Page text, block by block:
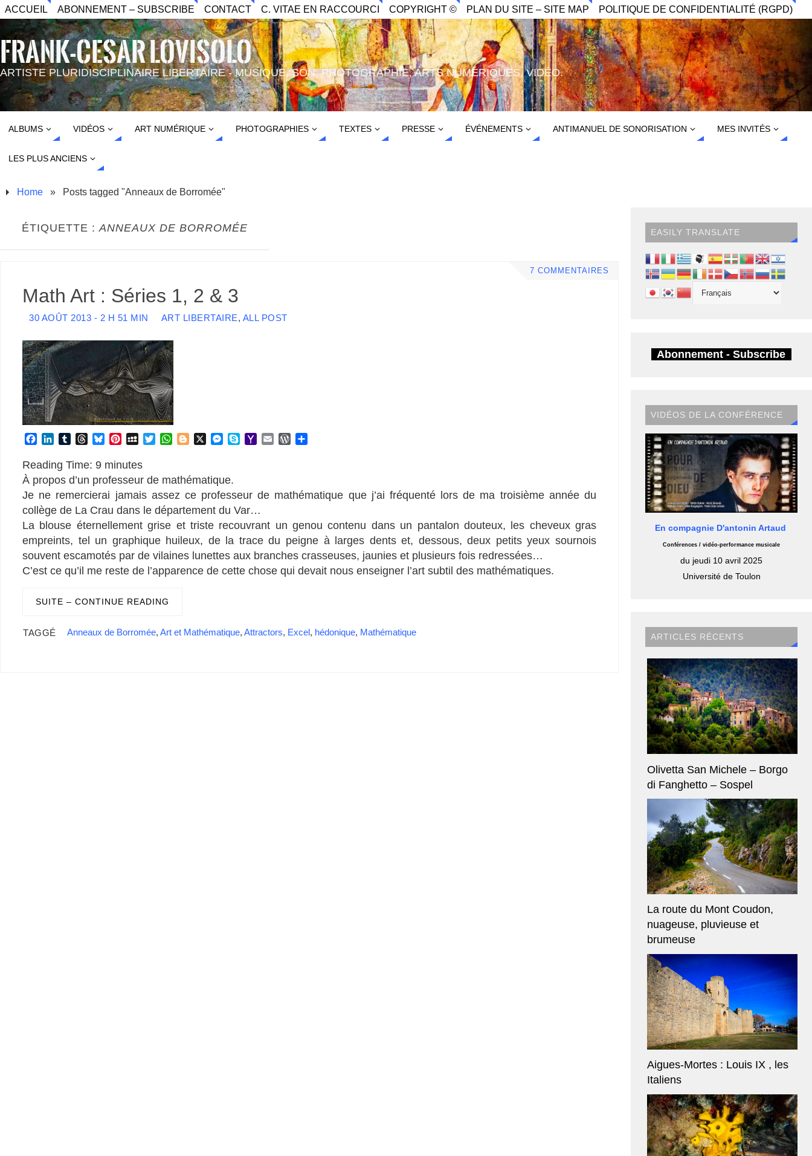
ACCUEIL ABONNEMENT – SUBSCRIBE CONTACT C. VITAE EN RACCOURCI COPYRIGHT © PLAN DU SITE – SITE MAP POLITIQUE DE CONFIDENTIALITÉ (RGPD)
FRANK-CESAR LOVISOLO
ARTISTE PLURIDISCIPLINAIRE LIBERTAIRE - MUSIQUE, SON, PHOTOGRAPHIE, ARTS NUMÉRIQUES, VIDÉO.
ALBUMS VIDÉOS ART NUMÉRIQUE PHOTOGRAPHIES TEXTES PRESSE ÉVÉNEMENTS ANTIMANUEL DE SONORISATION MES INVITÉS
LES PLUS ANCIENS
Home » Posts tagged "Anneaux de Borromée"
ÉTIQUETTE :ANNEAUX DE BORROMÉE
7 COMMENTAIRES
Math Art : Séries 1, 2 & 3
30 AOÛT 2013 - 2 H 51 MIN ART LIBERTAIRE, ALL POST
c
b
o
o
k
n
e
d
I
n
m
b
l
r
r
a
d
s
B
u
e
s
k
y
P
n
e
r
e
s
M
S
a
c
e
t
e
r
W
s
A
p
p
g
g
e
r
M
e
n
g
e
M
a
i
E
W
r
s
g
r
Reading Time: 9 minutes
À propos d’un professeur de mathématique.
Je ne remercierai jamais assez ce professeur de mathématique que j’ai fréquenté lors de ma troisième année du
collège de La Crau dans le département du Var…
La blouse éternellement grise et triste recouvrant un genou contenu dans un pantalon douteux, les cheveux gras
empreints, tel un graphique huileux, de la trace du peigne à larges dents et, dessous, deux petits yeux sournois
souvent escamotés par de vilaines lunettes aux branches crasseuses, jaunies et plusieurs fois redressées…
C’est ce qu’il me reste de l’apparence de cette chose qui devait nous enseigner l’art subtil des mathématiques.
SUITE – CONTINUE READING
TAGGÉ Anneaux de Borromée, Art et Mathématique, Attractors, Excel, hédonique, Mathématique
EASILY TRANSLATE
Abonnement - Subscribe
VIDÉOS DE LA CONFÉRENCE
En compagnie D'antonin Artaud
Conférences / vidéo-performance musicale
du jeudi 10 avril 2025
Université de Toulon
ARTICLES RÉCENTS
Olivetta San Michele – Borgo
di Fanghetto – Sospel
La route du Mont Coudon,
nuageuse, pluvieuse et
brumeuse
Aigues-Mortes : Louis IX , les
Italiens